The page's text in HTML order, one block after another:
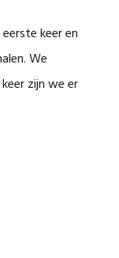
keer en
We
zijn we er